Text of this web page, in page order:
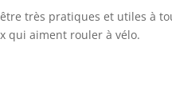
très pratiques et utiles à
qui aiment rouler à vélo.